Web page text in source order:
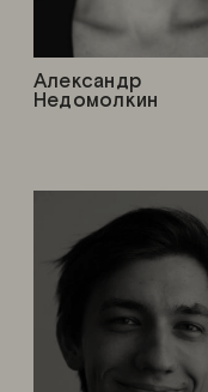
Александр
Недомолкин